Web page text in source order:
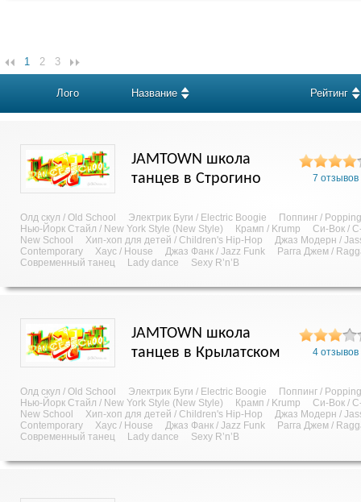
1 2 3
Лого Название Рейтинг
JAMTOWN школа
танцев в Строгино
7 отзывов
Олд скул / Old School Электрик Буги / Electric Boogie
Поппинг / Popping
Нью-Йорк Стайл / New York Style (New Style)
Крамп / Krump
Си-Вок /
New School
Хип-хоп для детей / Children's Hip-Hop
Джаз Модерн /
Contemporary
Хаус / House Джаз Фанк / Jazz Funk
Рагга Джем /
Современный танец
Lady dance Sexy R’n’B
JAMTOWN школа
танцев в Крылатском
4 отзывов
Олд скул / Old School Электрик Буги / Electric Boogie
Поппинг / Popping
Нью-Йорк Стайл / New York Style (New Style)
Крамп / Krump
Си-Вок /
New School
Хип-хоп для детей / Children's Hip-Hop
Джаз Модерн /
Contemporary
Хаус / House Джаз Фанк / Jazz Funk
Рагга Джем /
Современный танец
Lady dance Sexy R’n’B